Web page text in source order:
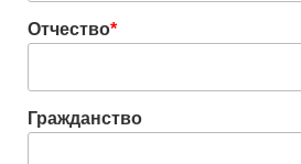
Отчество*
Гражданство